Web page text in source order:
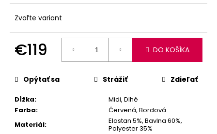
Zvoľte variant
€119 DO KOŠÍKA
Dĺžka:
Midi, Dlhé
Farba:
Červená, Bordová
Materiál:
Elastan 5%, Bavlna 60%,
Polyester 35%
Opýtať sa Strážiť Zdieľať